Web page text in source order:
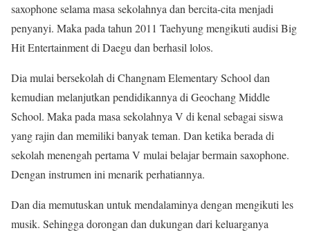
saxophone selama masa sekolahnya dan bercita-cita menjadi
penyanyi. Maka pada tahun 2011 Taehyung mengikuti audisi Big
Hit Entertainment di Daegu dan berhasil lolos.
Dia mulai bersekolah di Changnam Elementary School dan
kemudian melanjutkan pendidikannya di Geochang Middle
School. Maka pada masa sekolahnya V di kenal sebagai siswa
yang rajin dan memiliki banyak teman. Dan ketika berada di
sekolah menengah pertama V mulai belajar bermain saxophone.
Dengan instrumen ini menarik perhatiannya.
Dan dia memutuskan untuk mendalaminya dengan mengikuti les
musik. Sehingga dorongan dan dukungan dari keluarganya